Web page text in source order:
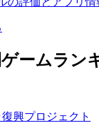
ームラン
興プロジェクト